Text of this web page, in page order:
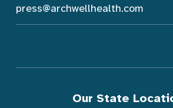
press@archwellhealth.com
Our State